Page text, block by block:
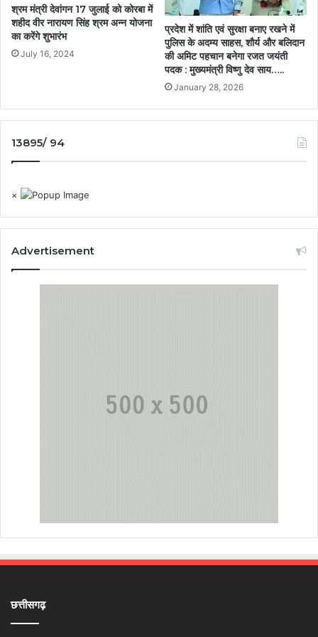
श्रम मंत्री देवांगन 17 जुलाई को कोरबा में
शहीद वीर नारायण सिंह श्रम अन्न योजना
का करेंगे शुभारंभ
July 16, 2024
प्रदेश में शांति एवं सुरक्षा बनाए रखने में
पुलिस के अदम्य साहस, शौर्य और बलिदान
की अमिट पहचान बनेगा रजत जयंती
पदक : मुख्यमंत्री विष्णु देव साय…..
January 28, 2026
13895/ 94
×
Advertisement
छत्तीसगढ़